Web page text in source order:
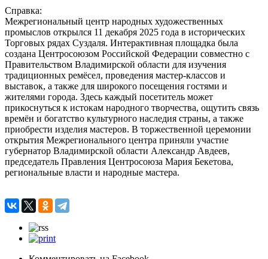
Справка:
Межрегиональный центр народных художественных
промыслов открылся 11 декабря 2025 года в исторических
Торговых рядах Суздаля. Интерактивная площадка была
создана Центросоюзом Российской Федерации совместно с
Правительством Владимирской области для изучения
традиционных ремёсел, проведения мастер-классов и
выставок, а также для широкого посещения гостями и
жителями города. Здесь каждый посетитель может
прикоснуться к истокам народного творчества, ощутить связь
времён и богатство культурного наследия страны, а также
приобрести изделия мастеров. В торжественной церемонии
открытия Межрегионального центра приняли участие
губернатор Владимирской области Александр Авдеев,
председатель Правления Центросоюза Мария Бекетова,
региональные власти и народные мастера.